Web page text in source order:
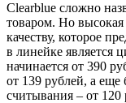
Clearblue сложно
товаром. Но высокая
качеству, которое
в линейке является
начинается от 390
от 139 рублей, а еще
считывания – от 120